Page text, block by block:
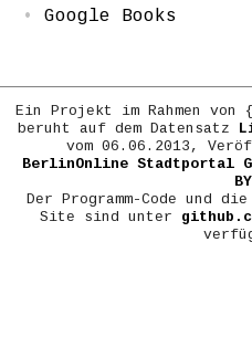
Google Books
Ein Projekt im Rahmen von {
beruht auf dem Datensatz
vom 06.06.2013,
BerlinOnline Stadtportal
BY
Der Programm-Code und
Site sind unter